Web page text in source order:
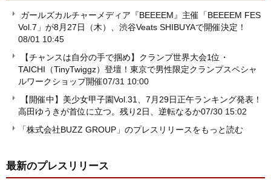
ガールズカルチャーメディア『BEEEEM』主催「BEEEEM FES
Vol.7」が8月27日（木）、渋谷Veats SHIBUYAで開催決定！
08/01 10:45
【チャンスは自分の手で掴め】クランプ世界大会1位・
TAICHI（TinyTwiggz）登壇！東京で男性限定クランプスペシャ
ルワークショップ開催07/31 10:00
【開催中】美少女甲子園Vol.31、7月29日正午ランキング発表！
高田ゆうきが首位に立つ。残り2日、逆転なるか07/30 15:02
「株式会社BUZZ GROUP」のプレスリリースをもっと読む
最新のプレスリリース